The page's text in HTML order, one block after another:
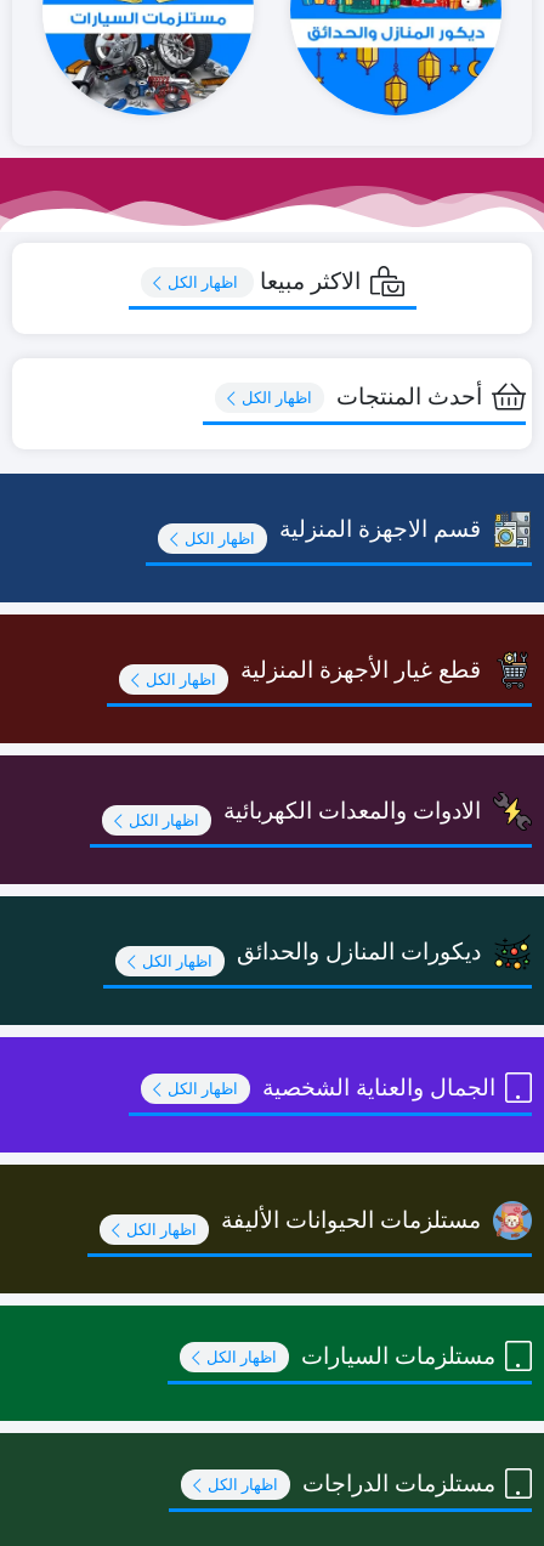
الاكثر مبيعا اظهار الكل
أحدث المنتجات اظهار الكل
قسم الاجهزة المنزلية اظهار الكل
قطع غيار الأجهزة المنزلية اظهار الكل
الادوات والمعدات الكهربائية اظهار الكل
ديكورات المنازل والحدائق اظهار الكل
الجمال والعناية الشخصية اظهار الكل
مستلزمات الحيوانات الأليفة اظهار الكل
مستلزمات السيارات اظهار الكل
مستلزمات الدراجات اظهار الكل